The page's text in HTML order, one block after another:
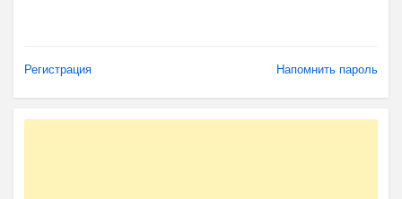
Регистрация Напомнить пароль